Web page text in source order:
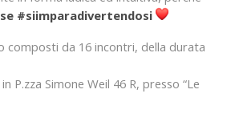
#siimparadivertendosi
composti da 16 incontri, della durata
P.zza Simone Weil 46 R, presso “Le